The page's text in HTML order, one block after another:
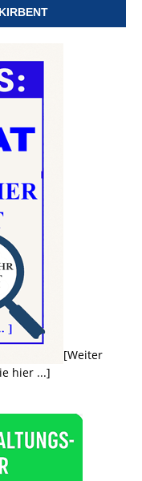
[Weiter
hier ...]